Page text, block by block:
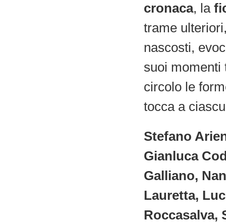
cronaca, la
trame
nascosti,
suoi momenti
circolo le
tocca a
Stefano
Gianluca
Galliano,
Lauretta,
Roccasalva,